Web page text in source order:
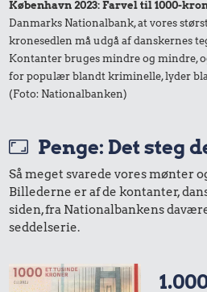
København 2023: Farvel til 1000-
Danmarks Nationalbank, at vores
kronesedlen må udgå af danskernes
Kontanter bruges mindre og mindre,
for populær blandt kriminelle, lyder
(Foto: Nationalbanken)
Penge: Det steg
Så meget svarede vores mønter
Billederne er af de kontanter,
siden, fra Nationalbankens
seddelserie.